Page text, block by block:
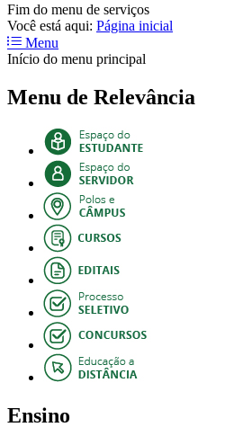
Fim do menu de serviços
Você está aqui: Página inicial
Menu
Início do menu principal
Menu de Relevância
Ensino